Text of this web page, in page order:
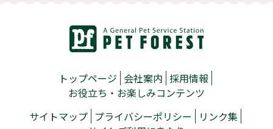
トップページ 会社案内 採用情報
お役立ち・お楽しみコンテンツ
サイトマップ プライバシーポリシー
リンク集